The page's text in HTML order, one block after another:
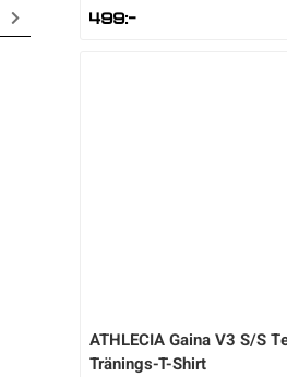
499:-
ATHLECIAGaina V3 S/S
Tränings-T-Shirt